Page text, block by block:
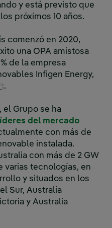
y está previsto que
próximos 10 años.
comenzó en 2020,
una OPA amistosa
de la empresa
Infigen Energy,
Enlace externo, se abre
.
el Grupo se ha
del mercado
se abre en ventana
con más de
instalada.
con más de 2 GW
varias tecnologías, en
y situados en los
Sur, Australia
y Australia